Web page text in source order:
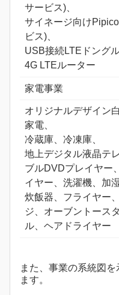
サービス)、
サイネージ向け
ビス)、
USB接続LTEドングル
4G LTEルーター
家電事業
オリジナルデザイン
家電、
冷蔵庫、冷凍庫、
地上デジタル液晶テ
ブルDVDプレイヤー
イヤー、洗濯機、加
炊飯器、フライヤー
ジ、オーブントース
ル、ヘアドライヤー
また、事業の系統図
ます。